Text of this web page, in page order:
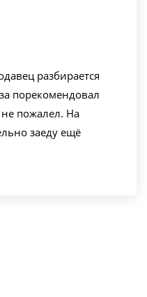
разбирается
порекомендовал
пожалел. На
заеду ещё